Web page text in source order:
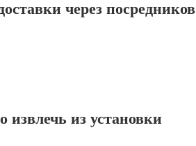
через посредников
из установки